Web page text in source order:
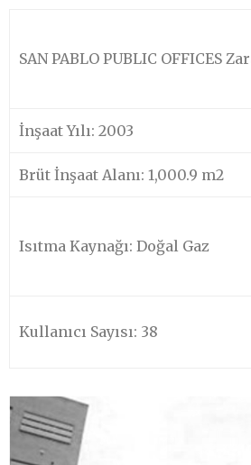
SAN PABLO PUBLIC OFFICES
İnşaat Yılı: 2003
Brüt İnşaat Alanı: 1,000.9 m2
Isıtma Kaynağı: Doğal Gaz
Kullanıcı Sayısı: 38